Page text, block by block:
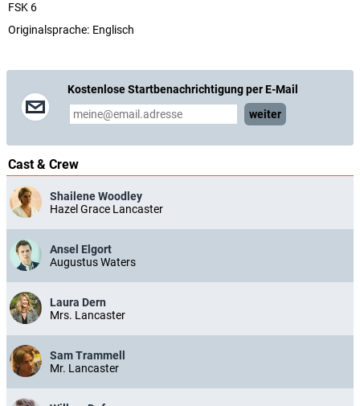
FSK 6
Originalsprache: Englisch
Kostenlose Startbenachrichtigung per E-Mail
weiter
Cast & Crew
Shailene Woodley
Hazel Grace Lancaster
Ansel Elgort
Augustus Waters
Laura Dern
Mrs. Lancaster
Sam Trammell
Mr. Lancaster